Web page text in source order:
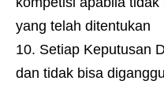
yang telah ditentukan
Setiap Keputusan
dan tidak bisa